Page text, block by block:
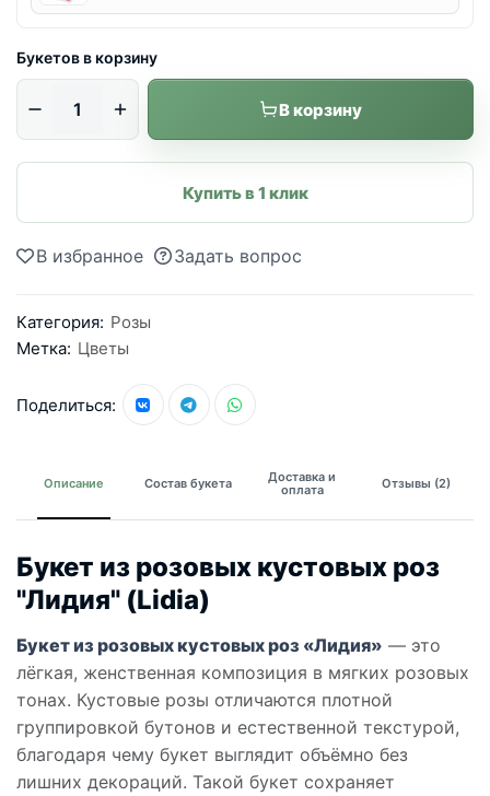
Букетов в корзину
В корзину
Купить в 1 клик
В избранное Задать вопрос
Категория: Розы
Метка: Цветы
Поделиться:
Описание Состав букета
Доставка и
оплата
Отзывы (2)
Букет из розовых кустовых роз
"Лидия" (Lidia)
Букет из розовых кустовых роз «Лидия» — это
лёгкая, женственная композиция в мягких розовых
тонах. Кустовые розы отличаются плотной
группировкой бутонов и естественной текстурой,
благодаря чему букет выглядит объёмно без
лишних декораций. Такой букет сохраняет